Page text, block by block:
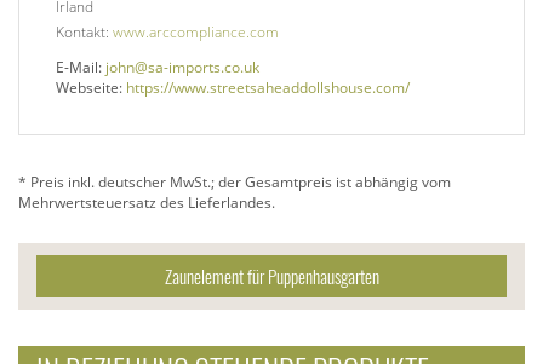
Irland
Kontakt: www.arccompliance.com
E-Mail: john@sa-imports.co.uk
Webseite: https://www.streetsaheaddollshouse.com/
* Preis inkl. deutscher MwSt.; der Gesamtpreis ist abhängig vom
Mehrwertsteuersatz des Lieferlandes.
Zaunelement für Puppenhausgarten